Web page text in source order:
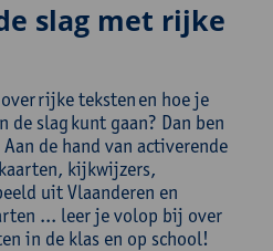
slag met rijke
rijke teksten en hoe je
de slag kunt gaan? Dan ben
de hand van activerende
kijkwijzers,
uit Vlaanderen en
... leer je volop bij over
in de klas en op school!